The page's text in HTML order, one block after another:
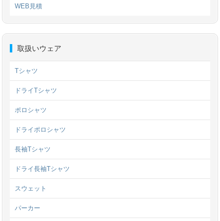
WEB見積
取扱いウェア
Tシャツ
ドライTシャツ
ポロシャツ
ドライポロシャツ
長袖Tシャツ
ドライ長袖Tシャツ
スウェット
パーカー